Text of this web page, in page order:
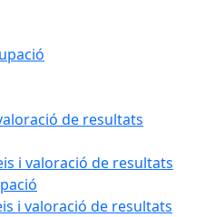
de resultats
i valoració de resultats
i valoració de resultats